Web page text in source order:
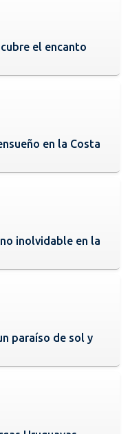
el encanto
en la Costa
inolvidable en la
paraíso de sol y